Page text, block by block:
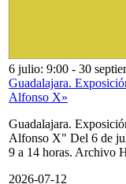
6 julio: 9:00 - 30
Guadalajara.
Alfonso X»
Guadalajara.
Alfonso X" Del 6 de
9 a 14 horas. Archivo
2026-07-12